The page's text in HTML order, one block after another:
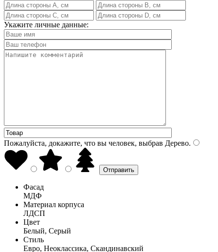
Укажите личные данные:
Пожалуйста, докажите, что вы человек, выбрав Дерево.
Фасад
МДФ
Материал корпуса
ЛДСП
Цвет
Белый, Серый
Стиль
Евро, Неоклассика, Скандинавский